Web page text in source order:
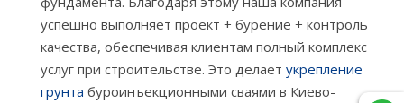
успешно выполняет проект + бурение + контроль
качества, обеспечивая клиентам полный комплекс
услуг при строительстве. Это делает укрепление
грунта буроинъекционными сваями в Киево-